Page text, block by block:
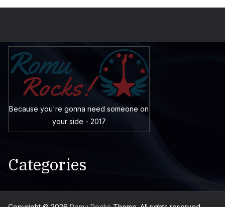
Because you're gonna need someone on
your side - 2017
Categories